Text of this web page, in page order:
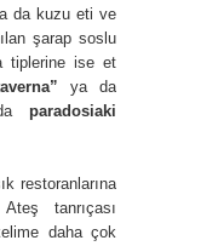
da kuzu eti ve
şarap soslu
tiplerine ise et
ya da
paradosiaki
restoranlarına
tanrıçası
daha çok